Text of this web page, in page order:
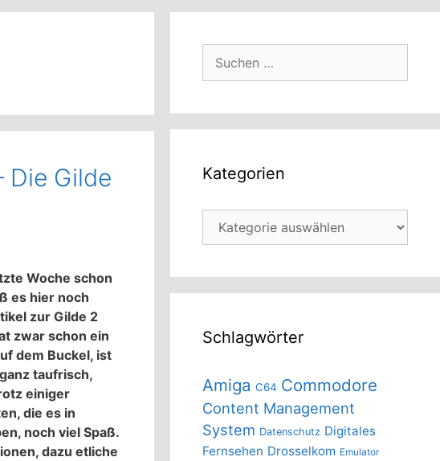
Die Gilde
Woche schon
es hier noch
zur Gilde 2
zwar schon ein
dem Buckel, ist
taufrisch,
einiger
die es in
noch viel Spaß.
dazu etliche
Kategorien
Kategorien
Schlagwörter
Amiga C64 Commodore
Content Management
System Datenschutz Digitales
Fernsehen Drosselkom Emulator